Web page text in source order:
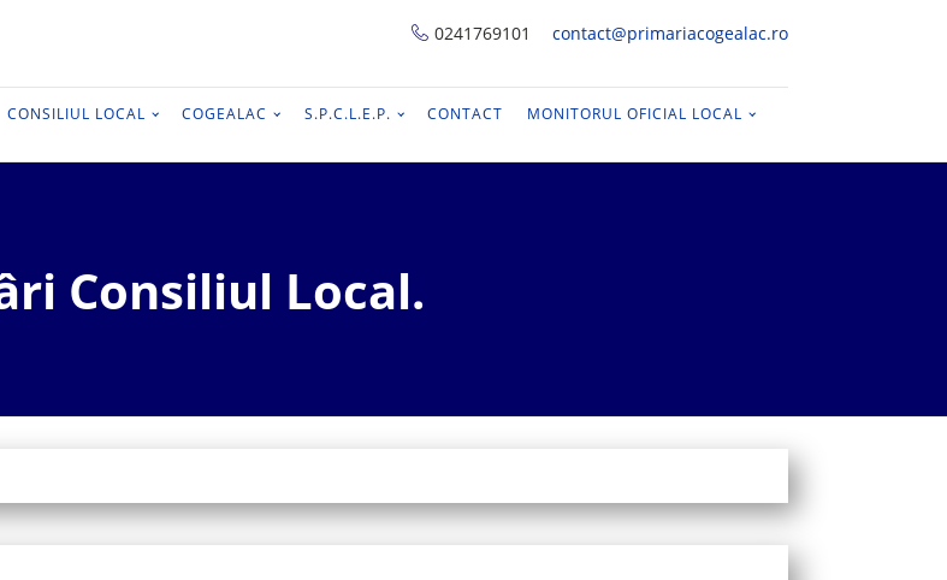
0241769101 contact@primariacogealac.ro
CONSILIUL LOCAL COGEALAC S.P.C.L.E.P. CONTACT MONITORUL OFICIAL LOCAL
Consiliul Local.